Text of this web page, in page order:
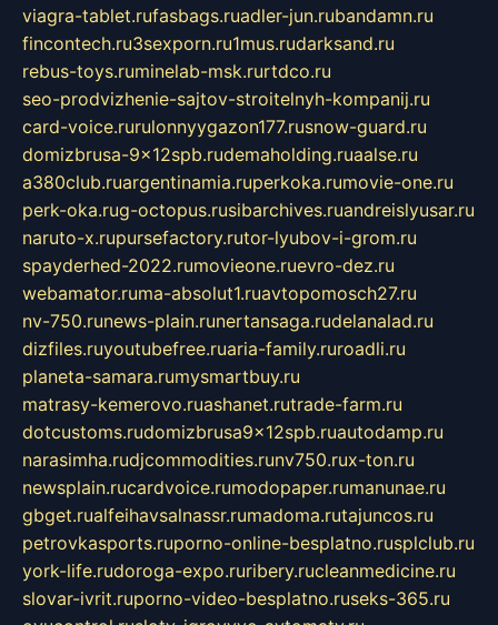
viagra-tablet.rufasbags.ruadler-jun.rubandamn.ru
fincontech.ru3sexporn.ru1mus.rudarksand.ru
rebus-toys.ruminelab-msk.rurtdco.ru
seo-prodvizhenie-sajtov-stroitelnyh-kompanij.ru
card-voice.rurulonnyygazon177.rusnow-guard.ru
domizbrusa-9x12spb.rudemaholding.ruaalse.ru
a380club.ruargentinamia.ruperkoka.rumovie-one.ru
perk-oka.rug-octopus.rusibarchives.ruandreislyusar.ru
naruto-x.rupursefactory.rutor-lyubov-i-grom.ru
spayderhed-2022.rumovieone.ruevro-dez.ru
webamator.ruma-absolut1.ruavtopomosch27.ru
nv-750.runews-plain.runertansaga.rudelanalad.ru
dizfiles.ruyoutubefree.ruaria-family.ruroadli.ru
planeta-samara.rumysmartbuy.ru
matrasy-kemerovo.ruashanet.rutrade-farm.ru
dotcustoms.rudomizbrusa9x12spb.ruautodamp.ru
narasimha.rudjcommodities.runv750.rux-ton.ru
newsplain.rucardvoice.rumodopaper.rumanunae.ru
gbget.rualfeihavsalnassr.rumadoma.rutajuncos.ru
petrovkasports.ruporno-online-besplatno.rusplclub.ru
york-life.rudoroga-expo.ruribery.rucleanmedicine.ru
slovar-ivrit.ruporno-video-besplatno.ruseks-365.ru